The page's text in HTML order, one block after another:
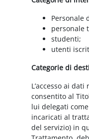
Personale
personale
studenti;
utenti
Categorie di
L’accesso ai
consentito al
lui delegati
incaricati al
del servizio) in